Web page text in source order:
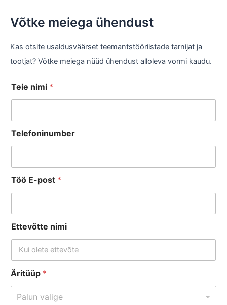
Võtke meiega ühendust
Kas otsite usaldusväärset teemantstööriistade tarnijat ja
tootjat? Võtke meiega nüüd ühendust alloleva vormi kaudu.
Teie nimi *
Telefoninumber
Töö E-post *
Ettevõtte nimi
Äritüüp *
Palun valige